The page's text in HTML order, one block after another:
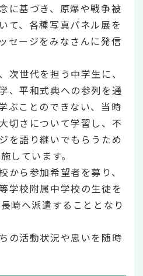
に基づき、原爆や戦争被
て、各種写真パネル展を
セージをみなさんに発信
次世代を担う中学生に、
、平和式典への参列を通
ぶことのできない、当時
切さについて学習し、不
を語り継いでもらうため
しています。
から参加希望者を募り、
学校附属中学校の生徒を
崎へ派遣することとなり
の活動状況や思いを随時